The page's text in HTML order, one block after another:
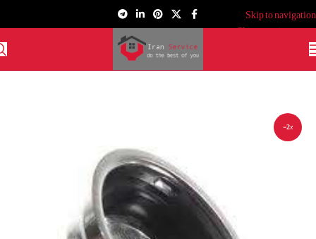
Skip to navigation
Skip to main content
-2%